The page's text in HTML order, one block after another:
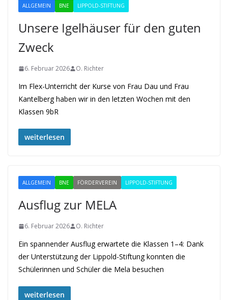
ALLGEMEIN BNE LIPPOLD-STIFTUNG
Unsere Igelhäuser für den guten
Zweck
6. Februar 2026 O. Richter
Im Flex-Unterricht der Kurse von Frau Dau und Frau
Kantelberg haben wir in den letzten Wochen mit den
Klassen 9bR
weiterlesen
ALLGEMEIN BNE FÖRDERVEREIN LIPPOLD-STIFTUNG
Ausflug zur MELA
6. Februar 2026 O. Richter
Ein spannender Ausflug erwartete die Klassen 1–4: Dank
der Unterstützung der Lippold-Stiftung konnten die
Schülerinnen und Schüler die Mela besuchen
weiterlesen